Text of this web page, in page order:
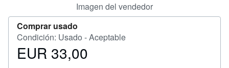
Imagen del vendedor
Comprar usado
Condición: Usado - Aceptable
Precio
EUR 33,00